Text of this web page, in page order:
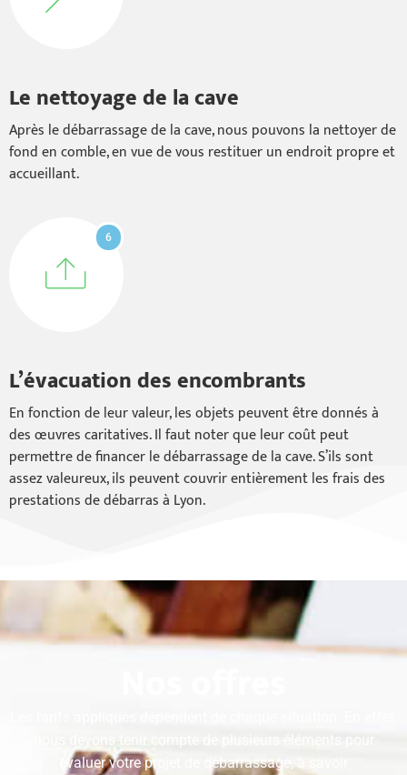
Le nettoyage de la cave
Après le débarrassage de la cave, nous pouvons la nettoyer de
fond en comble, en vue de vous restituer un endroit propre et
accueillant.
6
L’évacuation des encombrants
En fonction de leur valeur, les objets peuvent être donnés à
des œuvres caritatives. Il faut noter que leur coût peut
permettre de financer le débarrassage de la cave. S’ils sont
assez valeureux, ils peuvent couvrir entièrement les frais des
prestations de débarras à Lyon.
nous devons tenir compte de plusieurs éléments pour
évaluer votre projet de débarrassage, à savoir